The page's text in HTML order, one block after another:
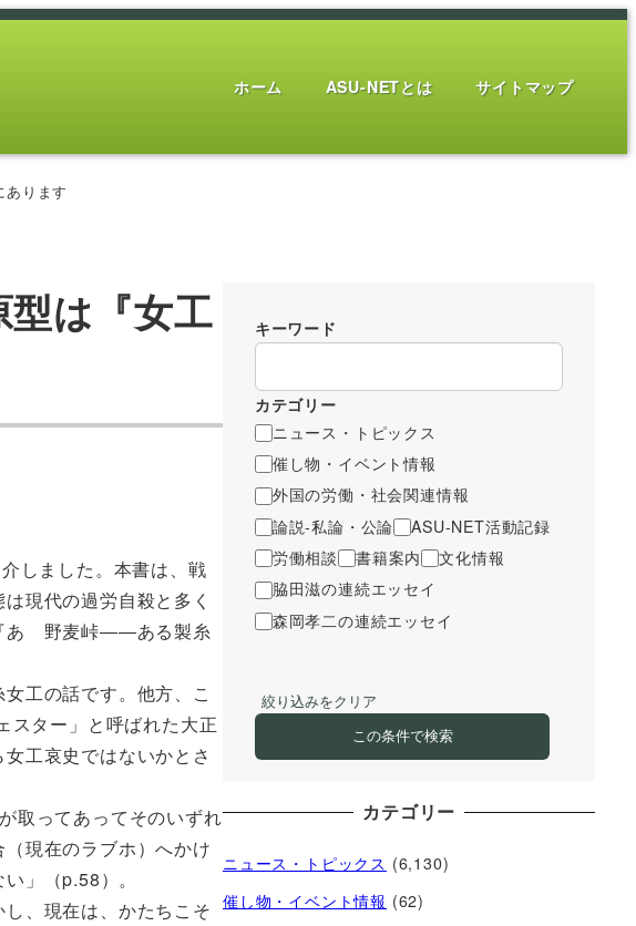
ホーム ASU-NETとは サイトマップ
ります
は『女工
しました。本書は、戦
現代の過労自殺と多く
あゝ野麦峠――ある製糸
工の話です。他方、こ
スター」と呼ばれた大正
工哀史ではないかとさ
取ってあってそのいずれ
現在のラブホ）へかけ
」（p.58）。
、現在は、かたちこそ
キーワード
カテゴリー
ニュース・トピックス
催し物・イベント情報
外国の労働・社会関連情報
論説-私論・公論
ASU-NET活動記録
労働相談
書籍案内
文化情報
脇田滋の連続エッセイ
森岡孝二の連続エッセイ
絞り込みをクリア
この条件で検索
カテゴリー
ニュース・トピックス (6,130)
催し物・イベント情報 (62)